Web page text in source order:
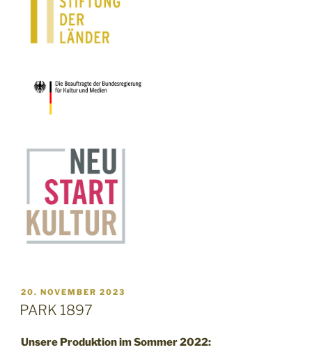
VERÖFFENTLICHT
AM
20. NOVEMBER 2023
PARK 1897
Unsere Produktion im Sommer 2022: